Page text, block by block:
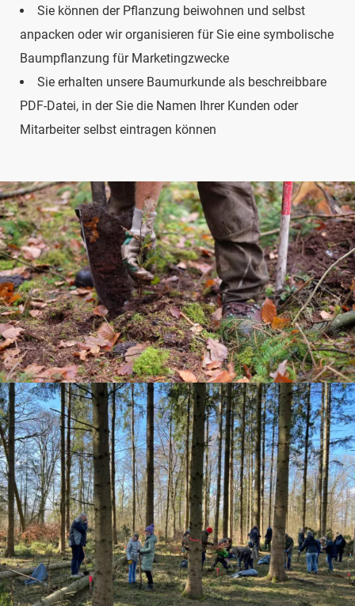
Sie können der Pflanzung beiwohnen und selbst
anpacken oder wir organisieren für Sie eine symbolische
Baumpflanzung für Marketingzwecke
Sie erhalten unsere Baumurkunde als beschreibbare
PDF-Datei, in der Sie die Namen Ihrer Kunden oder
Mitarbeiter selbst eintragen können